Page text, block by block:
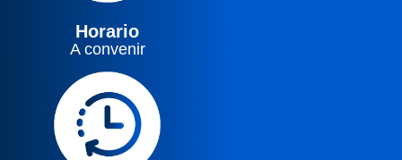
Horario
A convenir